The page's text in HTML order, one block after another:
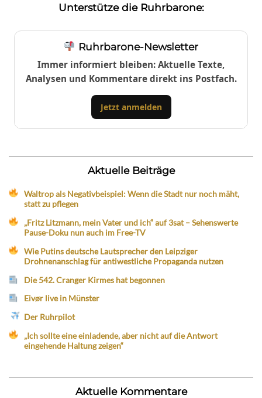
Unterstütze die Ruhrbarone:
Ruhrbarone-Newsletter
Immer informiert bleiben: Aktuelle Texte,
Analysen und Kommentare direkt ins Postfach.
Jetzt anmelden
Aktuelle Beiträge
Waltrop als Negativbeispiel: Wenn die Stadt nur noch mäht,
statt zu pflegen
„Fritz Litzmann, mein Vater und ich“ auf 3sat – Sehenswerte
Pause-Doku nun auch im Free-TV
Wie Putins deutsche Lautsprecher den Leipziger
Drohnenanschlag für antiwestliche Propaganda nutzen
Die 542. Cranger Kirmes hat begonnen
Eivør live in Münster
Der Ruhrpilot
„Ich sollte eine einladende, aber nicht auf die Antwort
eingehende Haltung zeigen“
Aktuelle Kommentare